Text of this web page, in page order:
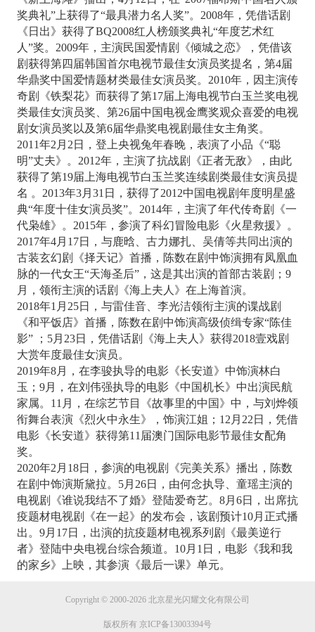
奖典礼”上获得了“最具潜力名人奖”。2008年，凭借话剧
《日出》获得了BQ2008红人榜颁奖典礼“年度艺术红
人”奖。2009年，主演民国爱情剧《倾城之恋》，凭借该
剧获得第四届韩国首尔电视节最佳女演员奖提名，第4届
华鼎奖中国爱情题材类最佳女演员奖。2010年，因主演传
奇剧《铁梨花》而获得了第17届上海电视节白玉兰奖电视
类最佳女演员奖、第26届中国电视金鹰奖观众喜爱的电视
剧女演员奖以及第6届华鼎奖电视剧最佳女主角奖。
2011年2月2日，登上央视兔年春晚，表演了小品《“聪
明”丈夫》。2012年，主演了抗战剧《正者无敌》，由此
获得了第19届上海电视节白玉兰奖连续剧类最佳女演员提
名 。2013年3月31日，获得了2012中国电视剧年度明星盛
典“年度十佳女演员奖”。2014年，主演了年代传奇剧《一
代枭雄》。2015年，参演了科幻冒险电影《火星救援》。
2017年4月17日，与鹿晗、古力娜扎、吴倩等共同出演的
古装玄幻剧《择天记》首播，陈数在剧中饰演拥有凤凰血
脉的一代女王“天海圣后”，这是其出演的首部古装剧；9
月，领衔主演的话剧《海上夫人》在上海首演。
2018年1月25日，与雷佳音、李光洁领衔主演的谍战剧
《和平饭店》首播，陈数在剧中饰演高级侦缉专家“陈佳
影” ；5月23日，凭借话剧《海上夫人》获得2018壹戏剧
大赏年度最佳女演员。
2019年8月，在李骏执导的电影《长安道》中饰演林白
玉；9月，在刘伟强执导的电影《中国机长》中出演民航
家属。11月，在综艺节目《故事里的中国》中，与刘烨领
衔舞台表演《烈火中永生》，饰演江姐；12月22日，凭借
电影《长安道》获得第11届澳门国际电影节最佳女配角
奖。
2020年2月18日，参演的电视剧《完美关系》播出，陈数
在剧中饰演斯黛拉。5月26日，由何念执导、童瑶主演的
电视剧《谁说我结不了婚》登陆爱奇艺。8月6日，出席抗
疫题材电视剧《在一起》的发布会，该剧预计10月正式播
出。9月17日，出演的抗疫题材电视系列剧《最美逆行
者》登陆中央电视台综合频道。10月1日，电影《我和我
的家乡》上映，其参演《最后一课》单元。
Copyright © 2000-2026 北京星光闪耀文化有限公司
版权所有 京ICP备13003394号